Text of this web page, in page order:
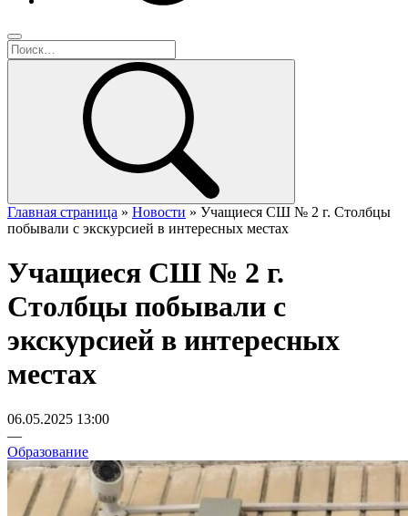
Главная страница » Новости » Учащиеся СШ № 2 г. Столбцы
побывали с экскурсией в интересных местах
Учащиеся СШ № 2 г.
Столбцы побывали с
экскурсией в интересных
местах
06.05.2025 13:00
—
Образование